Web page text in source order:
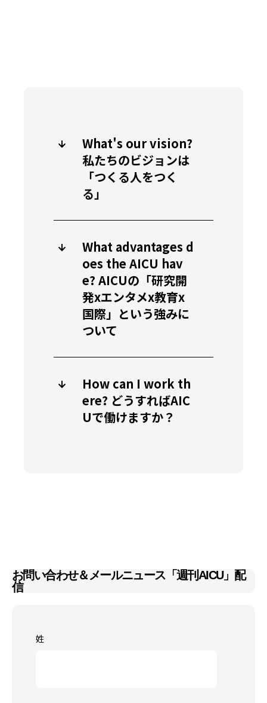
What's our vision?
私たちのビジョンは
「つくる人をつく
る」
What advantages d
oes the AICU hav
e? AICUの「研究開
発xエンタメx教育x
国際」という強みに
ついて
How can I work th
ere? どうすればAIC
Uで働けますか？
お問い合わせ＆メールニュース「週刊AICU」配
信
姓